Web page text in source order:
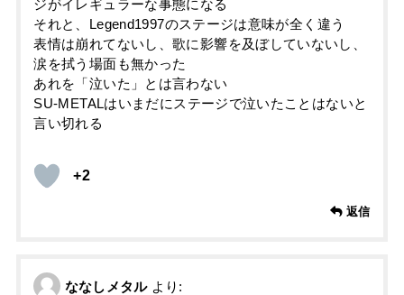
ジがイレギュラーな事態になる
それと、Legend1997のステージは意味が全く違う
表情は崩れてないし、歌に影響を及ぼしていないし、
涙を拭う場面も無かった
あれを「泣いた」とは言わない
SU-METALはいまだにステージで泣いたことはないと
言い切れる
+2
返信
ななしメタル より: